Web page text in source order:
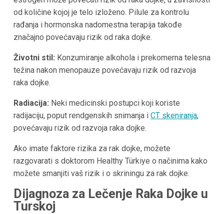
od količine kojoj je telo izloženo. Pilule za kontrolu
rađanja i hormonska nadomestna terapija takođe
značajno povećavaju rizik od raka dojke.
Životni stil: Konzumiranje alkohola i prekomerna telesna
težina nakon menopauze povećavaju rizik od razvoja
raka dojke.
Radiacija: Neki medicinski postupci koji koriste
radijaciju, poput rendgenskih snimanja i CT skeniranja,
povećavaju rizik od razvoja raka dojke.
Ako imate faktore rizika za rak dojke, možete
razgovarati s doktorom Healthy Türkiye o načinima kako
možete smanjiti vaš rizik i o skriningu za rak dojke.
Dijagnoza za Lečenje Raka Dojke u
Turskoj